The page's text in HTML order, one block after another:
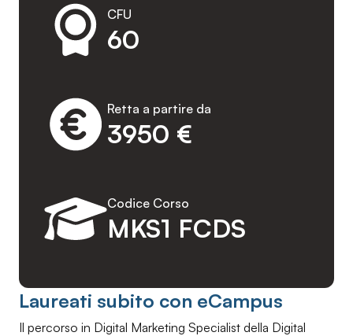
60
CFU
3950 €
Retta a partire da
MKS1 FCDS
Codice Corso
Laureati subito con eCampus
Il percorso in Digital Marketing Specialist della Digital